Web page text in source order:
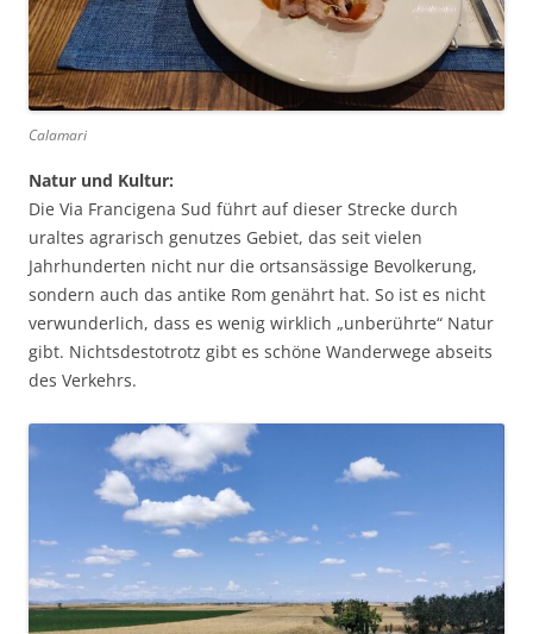
Calamari
Natur und Kultur:
Die Via Francigena Sud führt auf dieser Strecke durch
uraltes agrarisch genutzes Gebiet, das seit vielen
Jahrhunderten nicht nur die ortsansässige Bevolkerung,
sondern auch das antike Rom genährt hat. So ist es nicht
verwunderlich, dass es wenig wirklich „unberührte“ Natur
gibt. Nichtsdestotrotz gibt es schöne Wanderwege abseits
des Verkehrs.